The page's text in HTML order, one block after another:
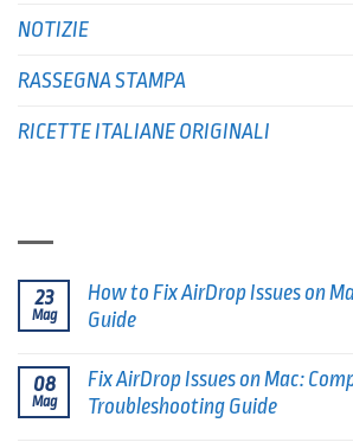
NOTIZIE
RASSEGNA STAMPA
RICETTE ITALIANE ORIGINALI
23
Mag
How to Fix AirDrop Issues on
Guide
08
Mag
Fix AirDrop Issues on Mac:
Troubleshooting Guide